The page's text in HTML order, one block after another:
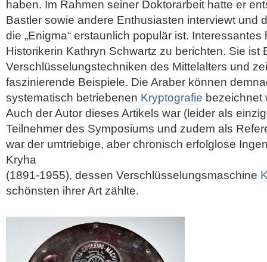
haben. Im Rahmen seiner Doktorarbeit hatte er
Bastler sowie andere Enthusiasten interviewt und
die „Enigma“ erstaunlich populär ist. Interessantes
Historikerin Kathryn Schwartz zu berichten. Sie ist
Verschlüsselungstechniken des Mittelalters und
faszinierende Beispiele. Die Araber können
systematisch betriebenen Kryptografie bezeichnet
Auch der Autor dieses Artikels war (leider als
Teilnehmer des Symposiums und zudem als
war der umtriebige, aber chronisch erfolglose
Kryha
(1891-1955), dessen Verschlüsselungsmaschine
schönsten ihrer Art zählte.